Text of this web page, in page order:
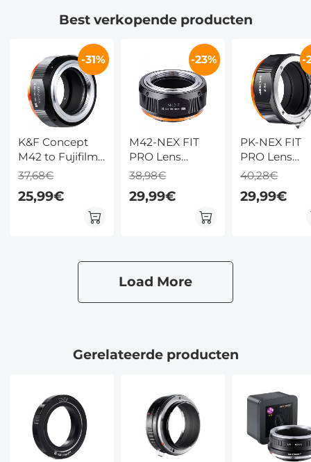
Best verkopende producten
-31%
K&F Concept
M42 to Fujifilm
X Mount
Adapter
37,68€
25,99€
-23%
M42-NEX FIT
PRO Lens
Adapter –
Handmatige
Focus voor M42
DSLR Lenzen
38,98€
29,99€
-
PK-NEX FIT
PRO Lens
Adapter
Handmatige
Focus
40,28€
29,99€
Load More
Gerelateerde producten